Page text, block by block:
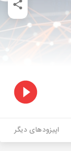
اپیزودهای دیگر